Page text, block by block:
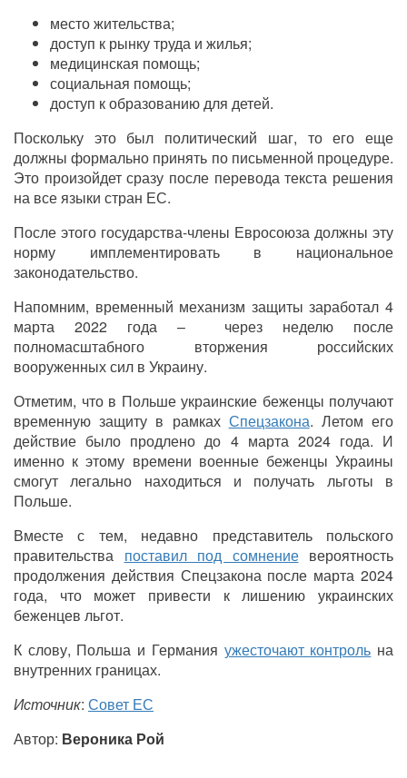
место жительства;
доступ к рынку труда и жилья;
медицинская помощь;
социальная помощь;
доступ к образованию для детей.
Поскольку это был политический шаг, то его еще
должны формально принять по письменной процедуре.
Это произойдет сразу после перевода текста решения
на все языки стран ЕС.
После этого государства-члены Евросоюза должны эту
норму имплементировать в национальное
законодательство.
Напомним, временный механизм защиты заработал 4
марта 2022 года – через неделю после
полномасштабного вторжения российских
вооруженных сил в Украину.
Отметим, что в Польше украинские беженцы получают
временную защиту в рамках Спецзакона. Летом его
действие было продлено до 4 марта 2024 года. И
именно к этому времени военные беженцы Украины
смогут легально находиться и получать льготы в
Польше.
Вместе с тем, недавно представитель польского
правительства поставил под сомнениевероятность
продолжения действия Спецзакона после марта 2024
года, что может привести к лишению украинских
беженцев льгот.
К слову, Польша и Германия ужесточают контроль на
внутренних границах.
Источник: Совет ЕС
Автор: Вероника Рой